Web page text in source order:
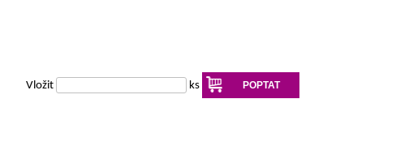
Vložit ks POPTAT